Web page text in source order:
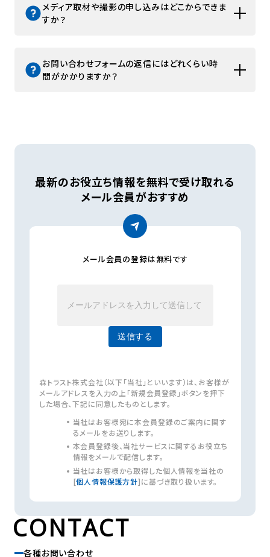
メディア取材や撮影の申し込みはどこからできま
すか？
お問い合わせフォームの返信にはどれくらい時
間がかかりますか？
最新のお役立ち情報を無料で受け取れる
メール会員がおすすめ
メール会員の登録は無料です
森トラスト株式会社（以下「当社」といいます）は、お客様が
メールアドレスを入力の上「新規会員登録」ボタンを押下
した場合、下記に同意したものとします。
当社はお客様宛に本会員登録のご案内に関す
るメールをお送りします。
本会員登録後、当社サービスに関するお役立ち
情報をメールで配信します。
当社はお客様から取得した個人情報を当社の
[個人情報保護方針]に基づき取り扱います。
CONTACT
各種お問い合わせ